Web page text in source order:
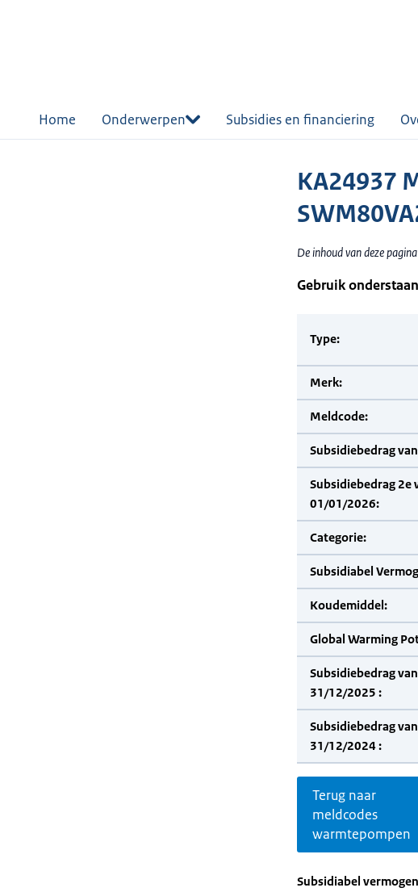
Home Onderwerpen Subsidies en financiering
KA24937
De inhoud van deze
Gebruik
Type:
Merk:
Meldcode:
Subsidiebedrag
Subsidiebedrag
01/01/2026:
Categorie:
Subsidiabel
Koudemiddel:
Global Warming
Subsidiebedrag
31/12/2025 :
Subsidiebedrag
31/12/2024 :
Terug naar
meldcodes
warmtepompen
Subsidiabel